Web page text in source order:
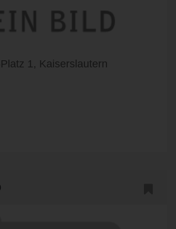
1, Kaiserslautern